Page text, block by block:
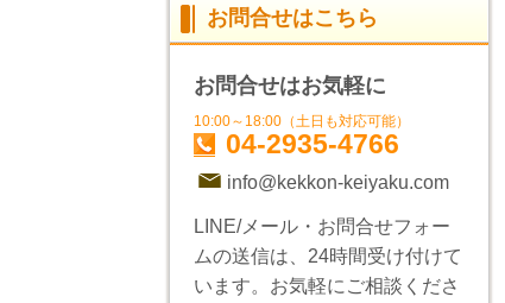
お問合せはこちら
お問合せはお気軽に
10:00～18:00（土日も対応可能）
04-2935-4766
info@kekkon-keiyaku.com
LINE/メール・お問合せフォー
ムの送信は、24時間受け付けて
います。お気軽にご相談くださ